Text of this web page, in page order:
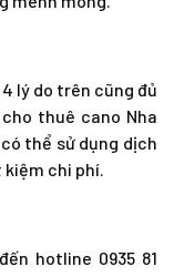
lý do trên cũng đủ
cho thuê cano Nha
thể sử dụng dịch
chi phí.
hotline 0935 81